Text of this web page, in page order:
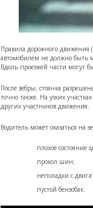
Правила дорожного движения
автомобилем не должно быть
Вдоль проезжей части могут
После зебры, стоянка
точно также. На узких
других участников движения.
Водитель может оказаться на
плохое состояние
прокол шин;
неполадки с
пустой бензобак.